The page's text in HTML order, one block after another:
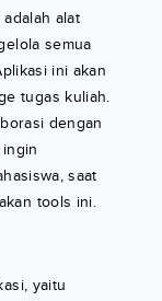
alat
semua
ini akan
tugas kuliah.
dengan
saat
tools ini.
yaitu